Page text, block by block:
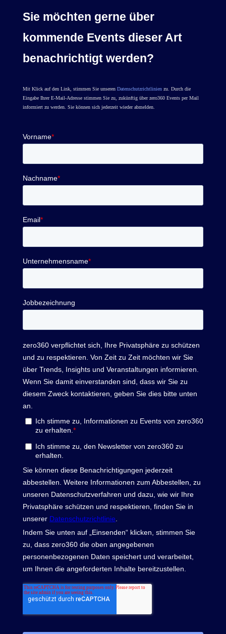
Sie möchten gerne über
kommende Events dieser Art
benachrichtigt werden?
Mit Klick auf den Link, stimmen Sie unseren Datenschutzrichtlinienzu. Durch die
Eingabe Ihrer E-Mail-Adresse stimmen Sie zu, zukünftig über zero360 Events per Mail
informiert zu werden. Sie können sich jederzeit wieder abmelden.